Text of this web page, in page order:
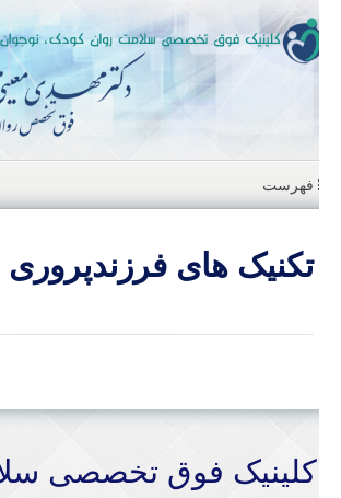
فهرست
تکنیک های فرزندپروری
کلینیک فوق تخصصی